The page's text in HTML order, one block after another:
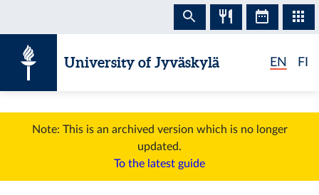
University of Jyväskylä EN FI
Note: This is an archived version which is no longer
updated.
To the latest guide